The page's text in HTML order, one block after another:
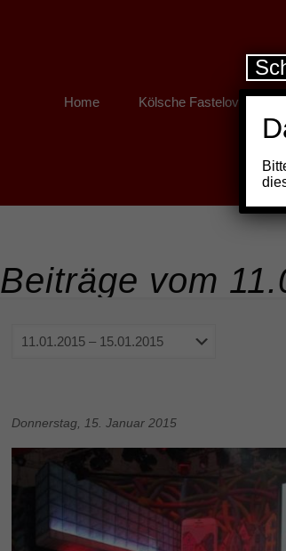
Home Kölsche Fastelovend
Beiträge vom
Donnerstag, 15. Januar 2015